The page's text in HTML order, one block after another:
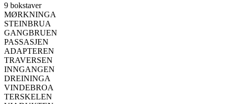
9 bokstaver
MØRKNINGA
STEINBRUA
GANGBRUEN
PASSASJEN
ADAPTEREN
TRAVERSEN
INNGANGEN
DREININGA
VINDEBROA
TERSKELEN